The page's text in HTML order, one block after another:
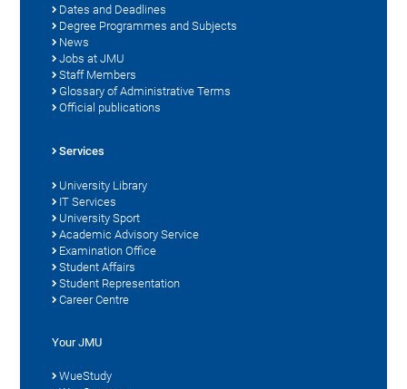
Dates and Deadlines
Degree Programmes and Subjects
News
Jobs at JMU
Staff Members
Glossary of Administrative Terms
Official publications
Services
University Library
IT Services
University Sport
Academic Advisory Service
Examination Office
Student Affairs
Student Representation
Career Centre
Your JMU
WueStudy